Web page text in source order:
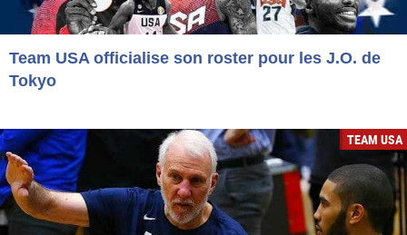
Team USA officialise son roster pour les J.O. de
Tokyo
TEAM USA